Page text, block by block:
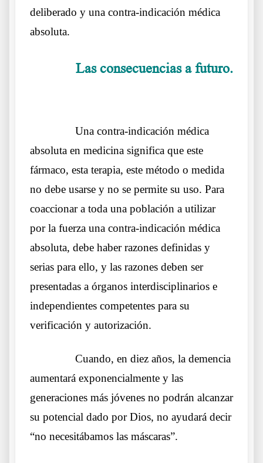
deliberado y una contra-indicación médica
absoluta.
Las consecuencias a futuro.
Una contra-indicación médica
absoluta en medicina significa que este
fármaco, esta terapia, este método o medida
no debe usarse y no se permite su uso. Para
coaccionar a toda una población a utilizar
por la fuerza una contra-indicación médica
absoluta, debe haber razones definidas y
serias para ello, y las razones deben ser
presentadas a órganos interdisciplinarios e
independientes competentes para su
verificación y autorización.
Cuando, en diez años, la demencia
aumentará exponencialmente y las
generaciones más jóvenes no podrán alcanzar
su potencial dado por Dios, no ayudará decir
“no necesitábamos las máscaras”.